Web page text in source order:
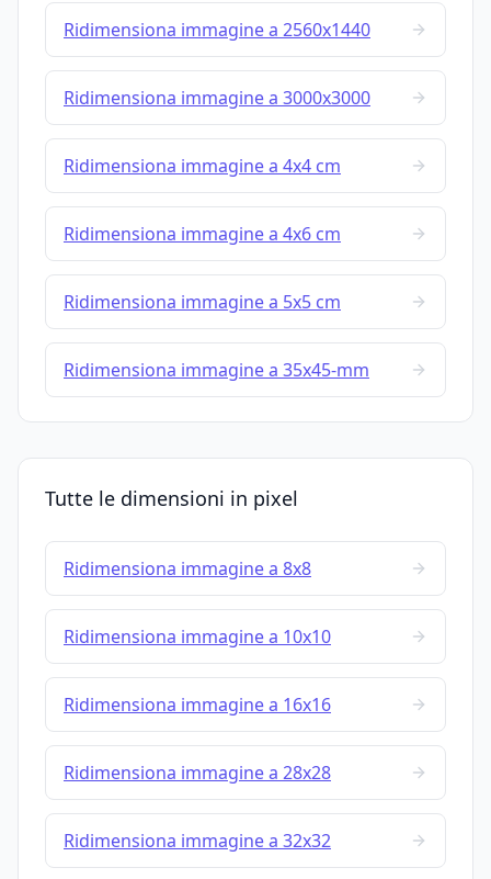
Ridimensiona immagine a 2560x1440
Ridimensiona immagine a 3000x3000
Ridimensiona immagine a 4x4 cm
Ridimensiona immagine a 4x6 cm
Ridimensiona immagine a 5x5 cm
Ridimensiona immagine a 35x45-mm
Tutte le dimensioni in pixel
Ridimensiona immagine a 8x8
Ridimensiona immagine a 10x10
Ridimensiona immagine a 16x16
Ridimensiona immagine a 28x28
Ridimensiona immagine a 32x32